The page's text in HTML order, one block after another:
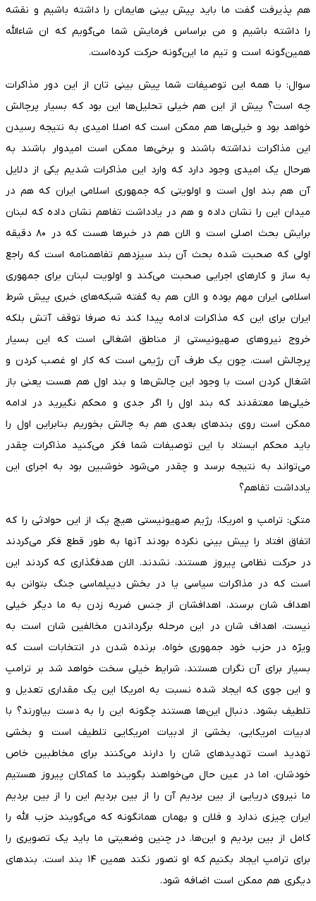
هم پذیرفت گفت ما باید پیش بینی هایمان را داشته باشیم و نقشه
را داشته باشیم و من براساس فرمایش شما می‌گویم که ان شاءالله
همین‌گونه است و تیم ما این‌گونه حرکت کرده‌است.
سوال: با همه این توصیفات شما پیش بینی تان از این دور مذاکرات
چه است؟ پیش از این هم خیلی تحلیل‌ها این بود که بسیار پرچالش
خواهد بود و خیلی‌ها هم ممکن است که اصلا امیدی به نتیجه رسیدن
این مذاکرات نداشته باشند و برخی‌ها ممکن است امیدوار باشند به
هرحال یک امیدی وجود دارد که وارد این مذاکرات شدیم یکی از دلایل
آن هم بند اول است و اولویتی که جمهوری اسلامی ایران که هم در
میدان این را نشان داده و هم در یادداشت تفاهم نشان داده که لبنان
برایش بحث اصلی است و الان هم در خبر‌ها هست که در ۸۰ دقیقه
اولی که صحبت شده بحث آن بند سیزدهم تفاهمنامه است که راجع
به ساز و کار‌های اجرایی صحبت می‌کند و اولویت لبنان برای جمهوری
اسلامی ایران مهم بوده و الان هم به گفته شبکه‌های خبری پیش شرط
ایران برای این که مذاکرات ادامه پیدا کند نه صرفا توقف آتش بلکه
خروج نیرو‌های صهیونیستی از مناطق اشغالی است که این بسیار
پرچالش است، چون یک طرف آن رژیمی است که کار او غصب کردن و
اشغال کردن است با وجود این چالش‌ها و بند اول هم هست یعنی باز
خیلی‌ها معتقدند که بند اول را اگر جدی و محکم نگیرید در ادامه
ممکن است روی بند‌های بعدی هم به چالش بخوریم بنابراین اول را
باید محکم ایستاد با این توصیفات شما فکر می‌کنید مذاکرات چقدر
می‌تواند به نتیجه برسد و چقدر می‌شود خوشبین بود به اجرای این
یادداشت تفاهم؟
متکی: ترامپ و امریکا، رژیم صهیونیستی هیچ یک از این حوادثی را که
اتفاق افتاد را پیش بینی نکرده بودند آنها به طور قطع فکر می‌کردند
در حرکت نظامی پیروز هستند، نشدند. الان هدفگذاری که کردند این
است که در مذاکرات سیاسی یا در بخش دیپلماسی جنگ بتوانن به
اهداف شان برسند، اهدافشان از جنس ضربه زدن به ما دیگر خیلی
نیست، اهداف شان در این مرحله برگرداندن مخالفین شان است به
ویژه در حزب خود جمهوری خواه، برنده شدن در انتخابات است که
بسیار برای آن نگران هستند، شرایط خیلی سخت خواهد شد بر ترامپ
و این جوی که ایجاد شده نسبت به امریکا این یک مقداری تعدیل و
تلطیف بشود. دنبال این‌ها هستند چگونه این را به دست بیاورند؟ با
ادبیات امریکایی، بخشی از ادبیات امریکایی تلطیف است و بخشی
تهدید است تهدیدهای شان را دارند می‌کنند برای مخاطبین خاص
خودشان، اما در عین حال می‌خواهند بگویند ما کماکان پیروز هستیم
ما نیروی دریایی از بین بردیم آن را از بین بردیم این را از بین بردیم
ایران چیزی ندارد و فلان و بهمان همانگونه که می‌گویند حزب الله را
کامل از بین بردیم و این‌ها. در چنین وضعیتی ما باید یک تصویری را
برای ترامپ ایجاد بکنیم که او تصور نکند همین ۱۴ بند است. بند‌های
دیگری هم ممکن است اضافه شود.